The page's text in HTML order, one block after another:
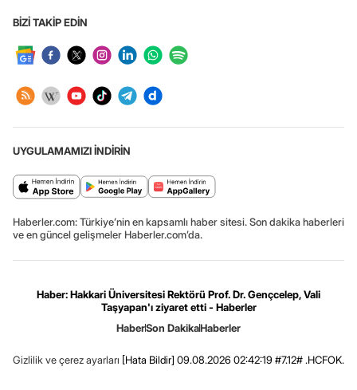
BİZİ TAKİP EDİN
UYGULAMAMIZI İNDİRİN
Haberler.com: Türkiye’nin en kapsamlı haber sitesi. Son dakika haberleri
ve en güncel gelişmeler Haberler.com’da.
Haber: Hakkari Üniversitesi Rektörü Prof. Dr. Gençcelep, Vali
Taşyapan'ı ziyaret etti - Haberler
HaberSon DakikaHaberler
Gizlilik ve çerez ayarları [Hata Bildir] 09.08.2026 02:42:19 #7.12# .HCFOK.